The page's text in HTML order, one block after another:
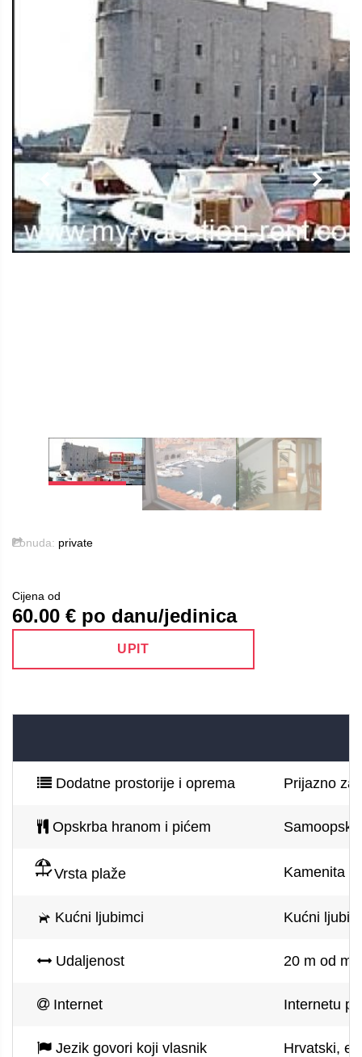
Ponuda: private
Cijena od
60.00 € po danu/jedinica
UPIT
Dodatne prostorije i oprema Prijazno za
Opskrba hranom i pićem
Vrsta plaže Kamenita
Kućni ljubimci Kućni
Udaljenost 20 m od
Internet Internetu
Jezik govori koji vlasnik Hrvatski,